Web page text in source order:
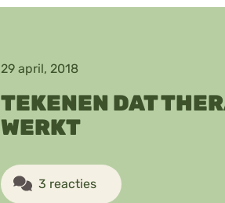
29 april, 2018
TEKENEN DAT
WERKT
3 reacties